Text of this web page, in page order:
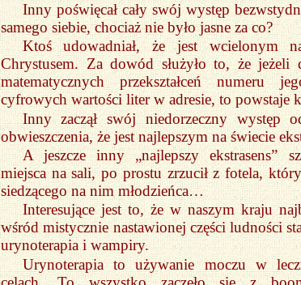
Inny poświęcał cały swój występ
samego siebie, chociaż nie było jasne za co?
Ktoś udowadniał, że jest wcielonym
Chrystusem. Za dowód służyło to, że jeżeli
matematycznych przekształceń numeru
cyfrowych wartości liter w adresie, to powstaje
Inny zaczął swój niedorzeczny występ
obwieszczenia, że jest najlepszym na świecie
A jeszcze inny „najlepszy ekstrasens”
miejsca na sali, po prostu zrzucił z fotela,
siedzącego na nim młodzieńca…
Interesujące jest to, że w naszym kraju
wśród mistycznie nastawionej części ludności
urynoterapia i wampiry.
Urynoterapia to używanie moczu w